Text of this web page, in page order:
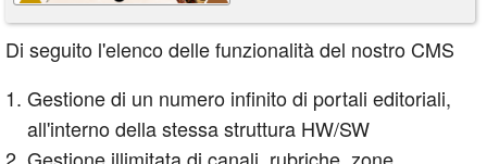
Di seguito l'elenco delle funzionalità del nostro CMS
Gestione di un numero infinito di portali editoriali,
all'interno della stessa struttura HW/SW